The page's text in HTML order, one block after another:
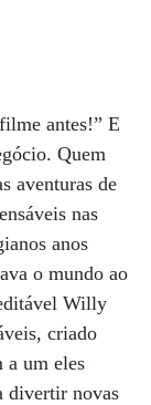
antes!” E
Quem
aventuras de
nas
anos
o mundo ao
Willy
criado
a um eles
divertir novas